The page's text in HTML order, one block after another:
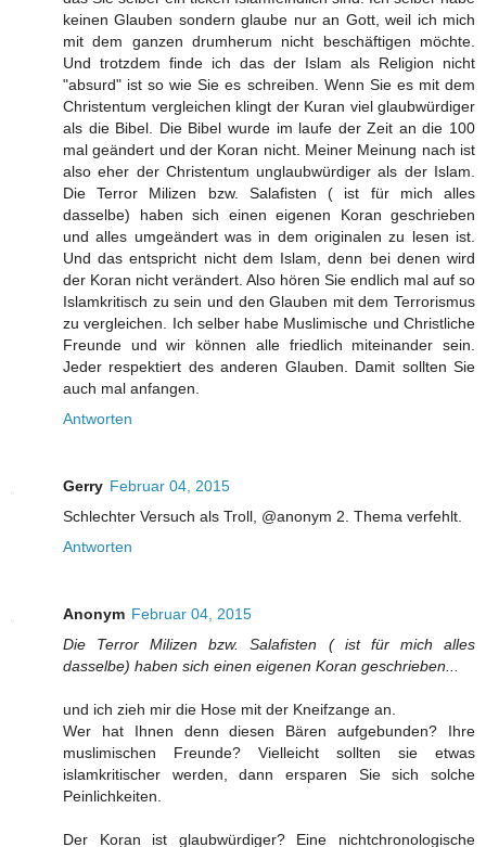
keinen Glauben sondern glaube nur an Gott, weil ich mich
mit dem ganzen drumherum nicht beschäftigen möchte.
Und trotzdem finde ich das der Islam als Religion nicht
"absurd" ist so wie Sie es schreiben. Wenn Sie es mit dem
Christentum vergleichen klingt der Kuran viel glaubwürdiger
als die Bibel. Die Bibel wurde im laufe der Zeit an die 100
mal geändert und der Koran nicht. Meiner Meinung nach ist
also eher der Christentum unglaubwürdiger als der Islam.
Die Terror Milizen bzw. Salafisten ( ist für mich alles
dasselbe) haben sich einen eigenen Koran geschrieben
und alles umgeändert was in dem originalen zu lesen ist.
Und das entspricht nicht dem Islam, denn bei denen wird
der Koran nicht verändert. Also hören Sie endlich mal auf so
Islamkritisch zu sein und den Glauben mit dem Terrorismus
zu vergleichen. Ich selber habe Muslimische und Christliche
Freunde und wir können alle friedlich miteinander sein.
Jeder respektiert des anderen Glauben. Damit sollten Sie
auch mal anfangen.
Antworten
Gerry Februar 04, 2015
Schlechter Versuch als Troll, @anonym 2. Thema verfehlt.
Antworten
Anonym Februar 04, 2015
Die Terror Milizen bzw. Salafisten ( ist für mich alles
dasselbe) haben sich einen eigenen Koran geschrieben...
und ich zieh mir die Hose mit der Kneifzange an.
Wer hat Ihnen denn diesen Bären aufgebunden? Ihre
muslimischen Freunde? Vielleicht sollten sie etwas
islamkritischer werden, dann ersparen Sie sich solche
Peinlichkeiten.
Der Koran ist glaubwürdiger? Eine nichtchronologische